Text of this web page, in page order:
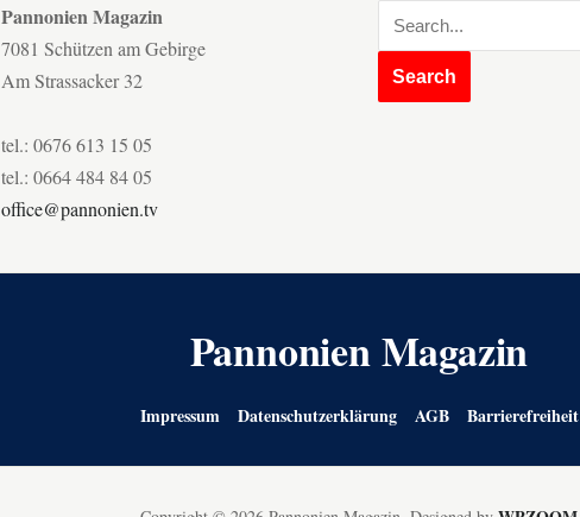
Pannonien Magazin
7081 Schützen am Gebirge
Am Strassacker 32
tel.: 0676 613 15 05
tel.: 0664 484 84 05
office@pannonien.tv
Pannonien Magazin
Impressum Datenschutzerklärung AGB Barrierefreiheit